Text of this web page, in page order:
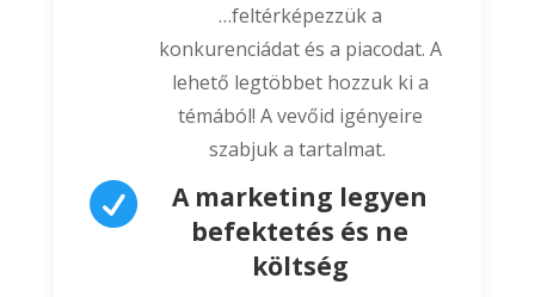
…feltérképezzük a
konkurenciádat és a piacodat. A
lehető legtöbbet hozzuk ki a
témából! A vevőid igényeire
szabjuk a tartalmat.

A marketing legyen
befektetés és ne
költség